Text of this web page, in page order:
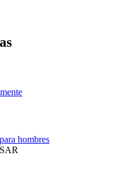
hombres